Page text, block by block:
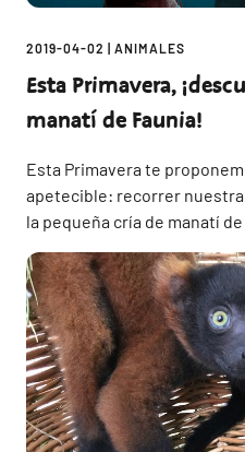
2019-04-02 ANIMALES
Esta Primavera,
manatí de Faunia!
Esta Primavera te
apetecible: recorrer nuestra
la pequeña cría de manatí de